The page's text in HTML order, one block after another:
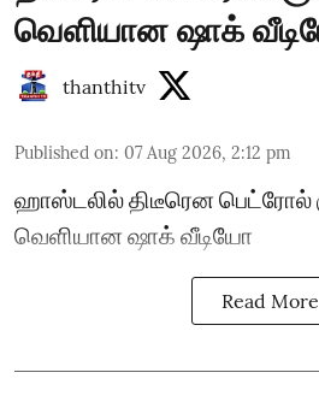
வெளியான ஷாக்
thanthitv
Published on: 07 Aug 2026, 2:12 pm
ஹாஸ்டலில் திடீரென பெட்ரோல்
வெளியான ஷாக் வீடியோ
Read More